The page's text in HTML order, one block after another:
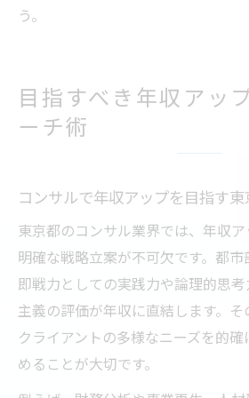
う。
目指すべき年収アッ
ーチ術
コンサルで年収アップを目指す
東京都のコンサル業界では、年収
明確な戦略立案が不可欠です。都市
即戦力としての実践力や論理的思
主義の評価が年収に直結します。
クライアントの多様なニーズを的
めることが大切です。